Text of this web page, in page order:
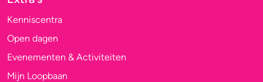
Kenniscentra
Open dagen
Evenementen & Activiteiten
Mijn Loopbaan